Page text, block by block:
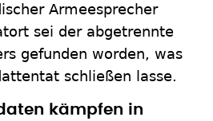
Armeesprecher
sei der abgetrennte
gefunden worden, was
schließen lasse.
kämpfen in